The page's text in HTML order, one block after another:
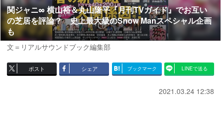
関ジャニ∞ 横山裕＆丸山隆平『月刊TVガイド』でお互い
の芝居を評論？ 史上最大級のSnow Manスペシャル企画
も
文＝リアルサウンドブック編集部
ポスト シェア ブックマーク LINEで送る
2021.03.24 12:38